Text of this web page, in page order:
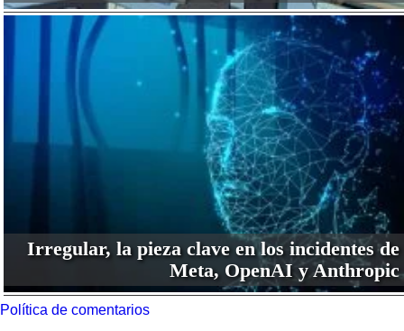
Irregular, la pieza clave en los incidentes de
Meta, OpenAI y Anthropic
Política de comentarios